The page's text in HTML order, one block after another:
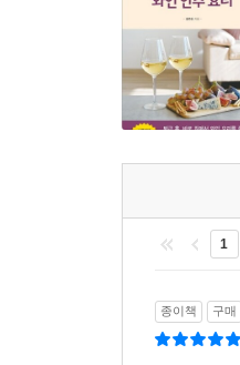
1
종이책 구매